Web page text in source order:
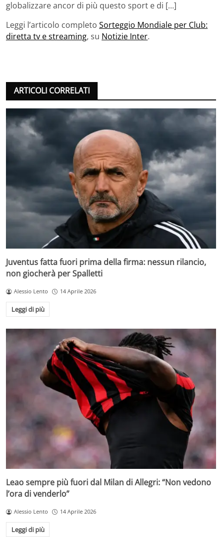
globalizzare ancor di più questo sport e di […]
Leggi l’articolo completo Sorteggio Mondiale per Club:
diretta tv e streaming, su Notizie Inter.
ARTICOLI CORRELATI
Juventus fatta fuori prima della firma: nessun rilancio,
non giocherà per Spalletti
Alessio Lento 14 Aprile 2026
Leggi di più
Leao sempre più fuori dal Milan di Allegri: “Non vedono
l’ora di venderlo”
Alessio Lento 14 Aprile 2026
Leggi di più